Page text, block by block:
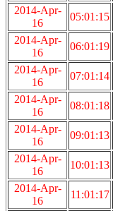
2014-Apr-
16
05:01:15
2014-Apr-
16
06:01:19
2014-Apr-
16
07:01:14
2014-Apr-
16
08:01:18
2014-Apr-
16
09:01:13
2014-Apr-
16
10:01:13
2014-Apr-
16
11:01:17